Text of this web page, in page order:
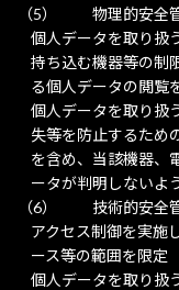
物理的安全
個人データを取り扱
持ち込む機器等の制
る個人データの閲覧
個人データを取り扱
失等を防止するため
を含め、当該機器、
ータが判明しないよ
技術的安全
アクセス制御を実施
ース等の範囲を限定
個人データを取り扱